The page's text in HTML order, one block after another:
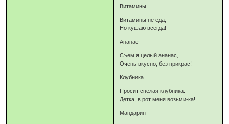
Витамины
Витамины не еда,
Но кушаю всегда!
Ананас
Съем я целый ананас,
Очень вкусно, без прикрас!
Клубника
Просит спелая клубника:
Детка, в рот меня возьми-ка!
Мандарин